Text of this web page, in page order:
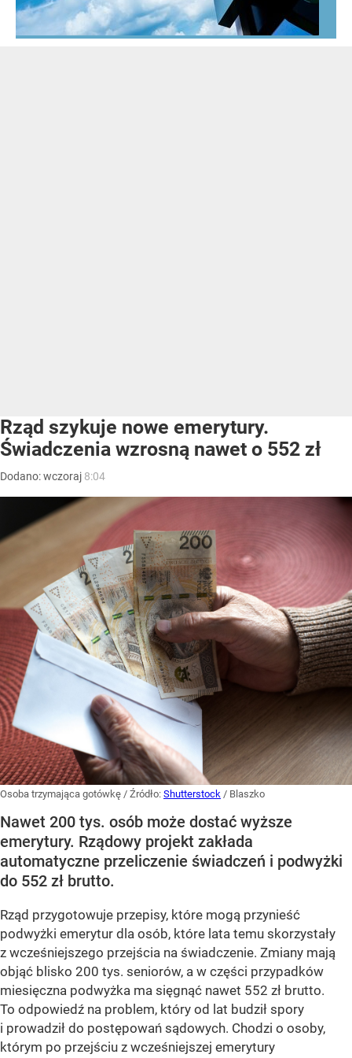
Rząd szykuje nowe emerytury.
Świadczenia wzrosną nawet o 552 zł
Dodano:wczoraj 8:04
Osoba trzymająca gotówkę / Źródło: Shutterstock / Blaszko
Nawet 200 tys. osób może dostać wyższe
emerytury. Rządowy projekt zakłada
automatyczne przeliczenie świadczeń i podwyżki
do 552 zł brutto.
Rząd przygotowuje przepisy, które mogą przynieść
podwyżki emerytur dla osób, które lata temu skorzystały
z wcześniejszego przejścia na świadczenie. Zmiany mają
objąć blisko 200 tys. seniorów, a w części przypadków
miesięczna podwyżka ma sięgnąć nawet 552 zł brutto.
To odpowiedź na problem, który od lat budził spory
i prowadził do postępowań sądowych. Chodzi o osoby,
którym po przejściu z wcześniejszej emerytury